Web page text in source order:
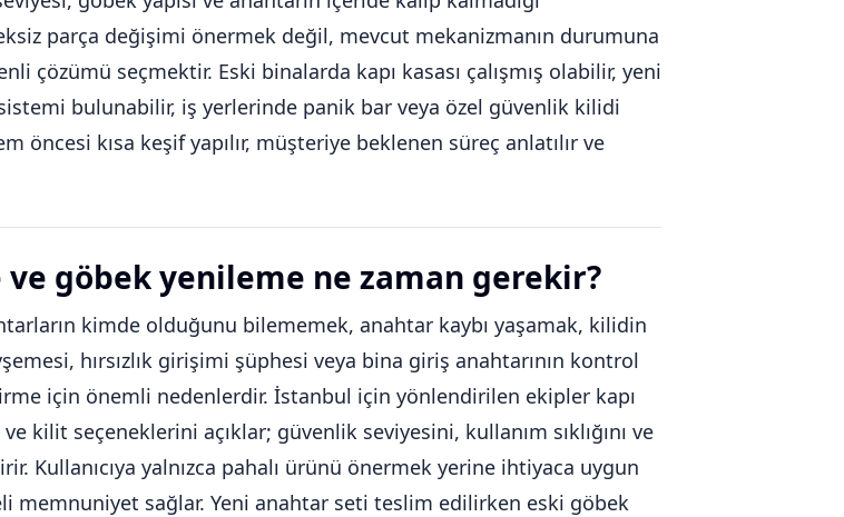
parça değişimi önermek değil, mevcut mekanizmanın durumuna
çözümü seçmektir. Eski binalarda kapı kasası çalışmış olabilir, yeni
bulunabilir, iş yerlerinde panik bar veya özel güvenlik kilidi
öncesi kısa keşif yapılır, müşteriye beklenen süreç anlatılır ve
göbek yenileme ne zaman gerekir?
kimde olduğunu bilememek, anahtar kaybı yaşamak, kilidin
hırsızlık girişimi şüphesi veya bina giriş anahtarının kontrol
için önemli nedenlerdir. İstanbul için yönlendirilen ekipler kapı
kilit seçeneklerini açıklar; güvenlik seviyesini, kullanım sıklığını ve
Kullanıcıya yalnızca pahalı ürünü önermek yerine ihtiyaca uygun
memnuniyet sağlar. Yeni anahtar seti teslim edilirken eski göbek